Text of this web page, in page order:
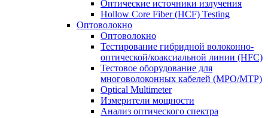
Оптические источники излучения
Hollow Core Fiber (HCF) Testing
Оптоволокно
Оптоволокно
Тестирование гибридной волоконно-
оптической/коаксиальной линии (HFC)
Тестовое оборудование для
многоволоконных кабелей (MPO/MTP)
Optical Multimeter
Измерители мощности
Анализ оптического спектра